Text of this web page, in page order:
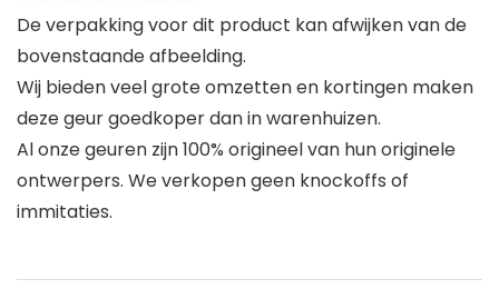
De verpakking voor dit product kan afwijken van de
bovenstaande afbeelding.
Wij bieden veel grote omzetten en kortingen maken
deze geur goedkoper dan in warenhuizen.
Al onze geuren zijn 100% origineel van hun originele
ontwerpers. We verkopen geen knockoffs of
immitaties.